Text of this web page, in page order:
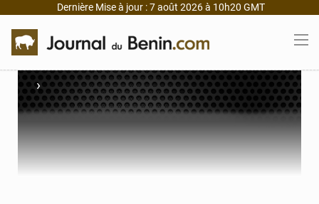
Dernière Mise à jour : 7 août 2026 à 10h20 GMT
›